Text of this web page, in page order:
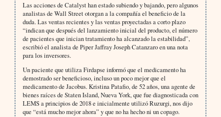
Las acciones de Catalyst han estado subiendo y bajando, pero algunos
analistas de Wall Street otorgan a la compañía el beneficio de la
duda. Las ventas recientes y las ventas proyectadas a corto plazo
“indican que después del lanzamiento inicial del producto, el número
de pacientes que inician tratamiento ha alcanzado la estabilidad”,
escribió el analista de Piper Jaffray Joseph Catanzaro en una nota
para los inversores.
Un paciente que utiliza Firdapse informó que el medicamento ha
demostrado ser beneficioso, incluso un poco mejor que el
medicamento de Jacobus. Kristina Patafio, de 52 años, una agente de
bienes raíces de Staten Island, Nueva York, que fue diagnosticada con
LEMS a principios de 2018 e inicialmente utilizó Ruzurgi, nos dijo
que “está mucho mejor ahora” y que no ha hecho ni un copago.